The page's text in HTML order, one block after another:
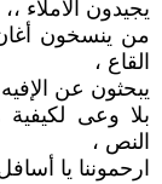
يجيدون الاملاء ،،
من ينسخون أغان
القاع ،
يبحثون عن
بلا وعى لكيفية
النص ،
ارحموننا يا